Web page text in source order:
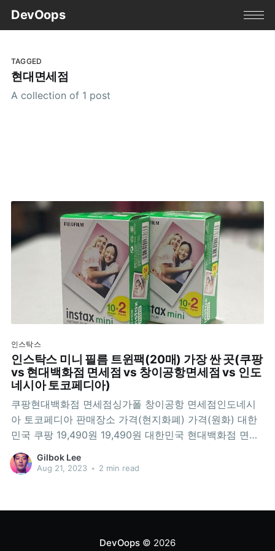
DevOops
TAGGED
현대면세점
A collection of 1 post
인스탁스
인스탁스 미니 필름 트윈팩(20매) 가장 싼 곳(쿠팡
vs 현대백화점 면세점 vs 창이공항면세점 vs 인도
네시아 토코페디아)
쿠팡현대백화점 면세점싱가폴 창이공항 면세점인도네시
아 토코페디아 판매장소 가격(현지화폐) 가격(원화) 대한
민국 쿠팡 19,490원 19,490원 대한민국 현대백화점 면세
점 15,093원 15,093원 싱가폴 창이공항 면세점 SGD
22.5 22,217원 최고 인도네시아 토코페디아 IDR 170,000
Gilbok Lee
Aug 21, 2023 • 2 min read
DevOops© 2026